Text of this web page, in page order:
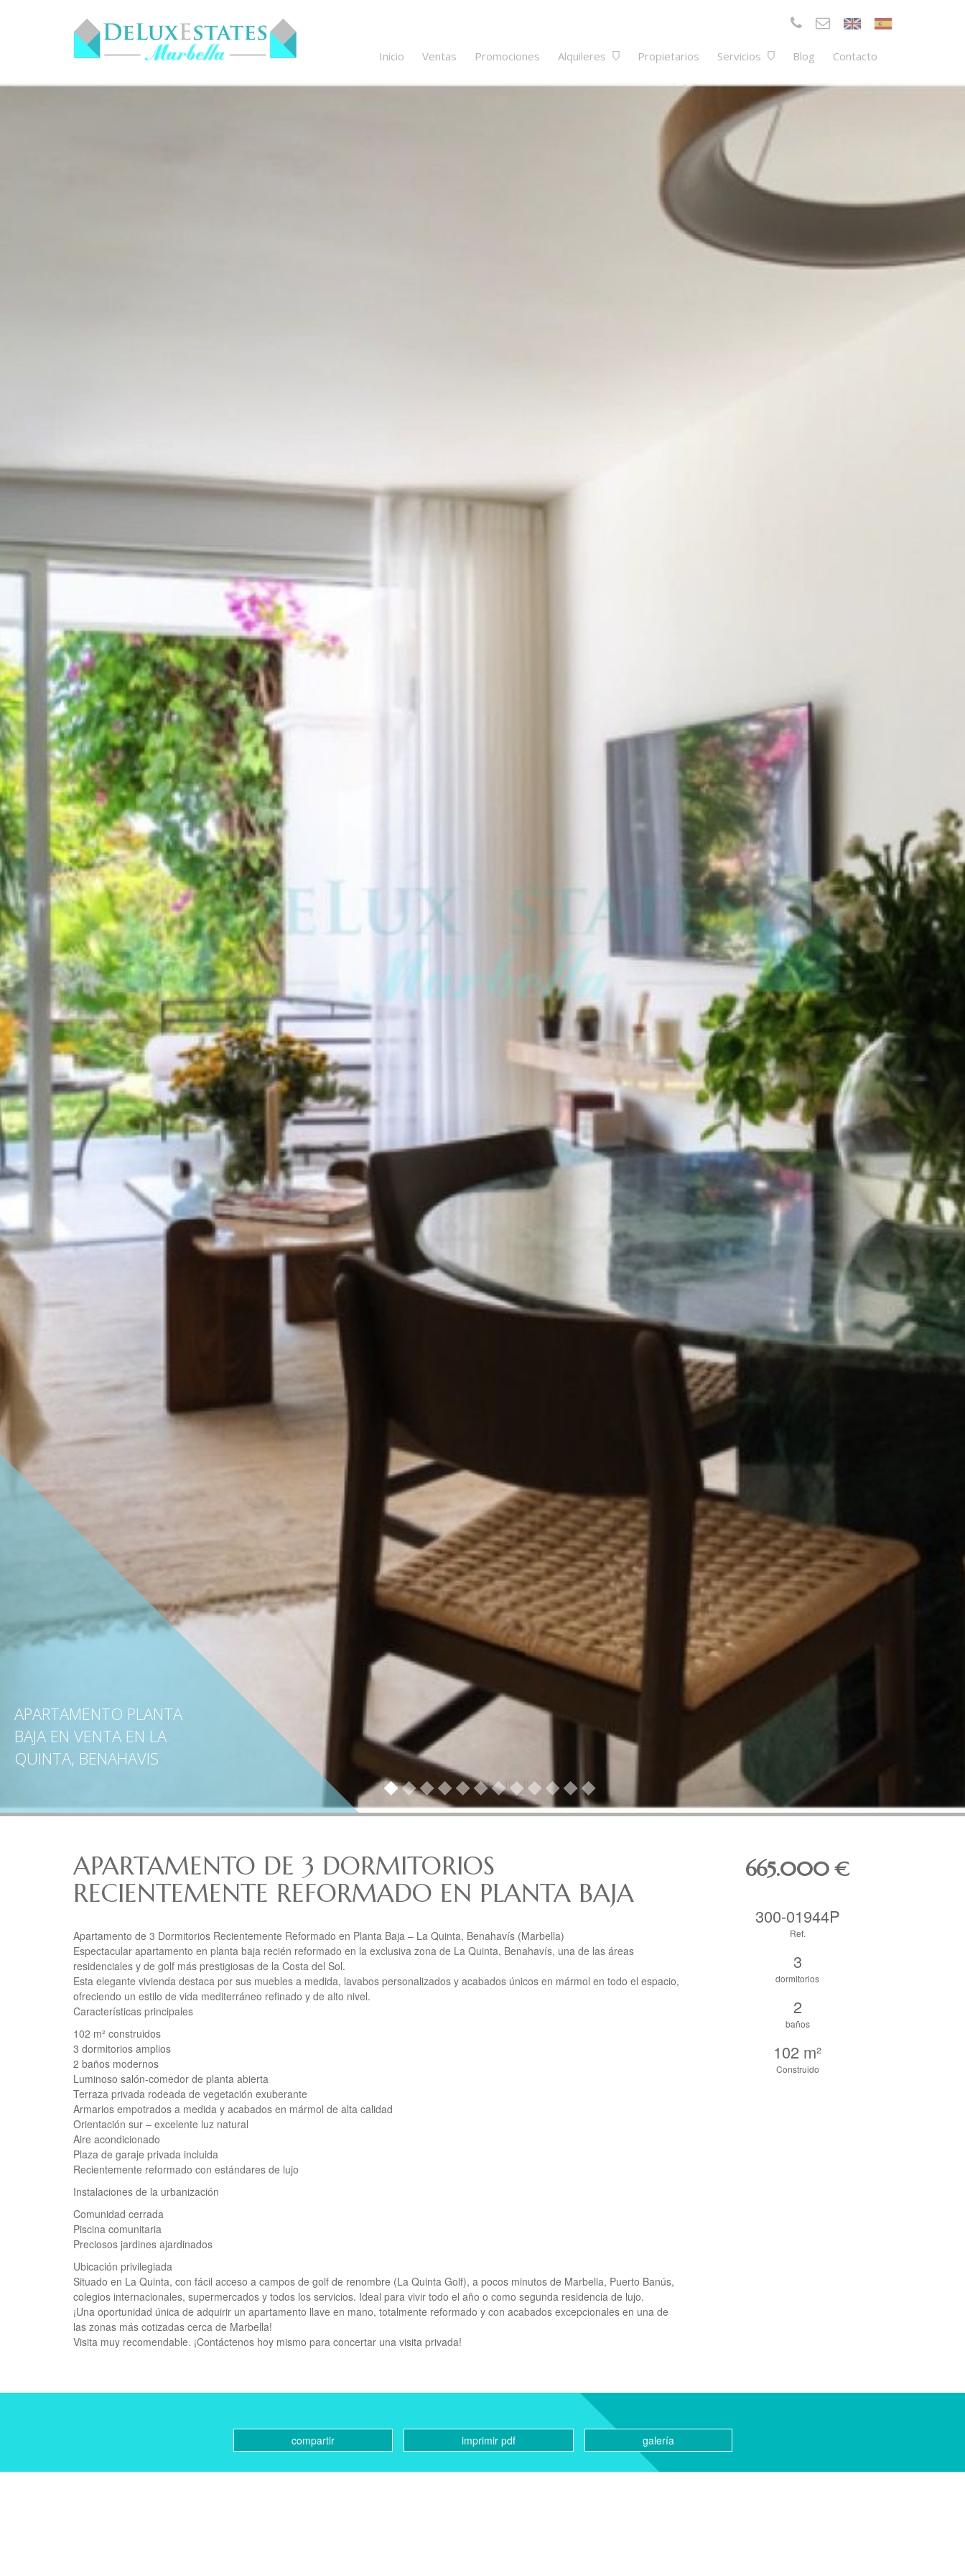
Inicio Ventas Promociones Alquileres Propietarios Servicios Blog Contacto
APARTAMENTO PLANTA
BAJA EN VENTA EN LA
QUINTA, BENAHAVIS
APARTAMENTO DE 3 DORMITORIOS
RECIENTEMENTE REFORMADO EN PLANTA BAJA
Apartamento de 3 Dormitorios Recientemente Reformado en Planta Baja – La Quinta, Benahavís (Marbella)
Espectacular apartamento en planta baja recién reformado en la exclusiva zona de La Quinta, Benahavís, una de las áreas
residenciales y de golf más prestigiosas de la Costa del Sol.
Esta elegante vivienda destaca por sus muebles a medida, lavabos personalizados y acabados únicos en mármol en todo el espacio,
ofreciendo un estilo de vida mediterráneo refinado y de alto nivel.
Características principales
102 m² construidos
3 dormitorios amplios
2 baños modernos
Luminoso salón-comedor de planta abierta
Terraza privada rodeada de vegetación exuberante
Armarios empotrados a medida y acabados en mármol de alta calidad
Orientación sur – excelente luz natural
Aire acondicionado
Plaza de garaje privada incluida
Recientemente reformado con estándares de lujo
Instalaciones de la urbanización
Comunidad cerrada
Piscina comunitaria
Preciosos jardines ajardinados
Ubicación privilegiada
Situado en La Quinta, con fácil acceso a campos de golf de renombre (La Quinta Golf), a pocos minutos de Marbella, Puerto Banús,
colegios internacionales, supermercados y todos los servicios. Ideal para vivir todo el año o como segunda residencia de lujo.
¡Una oportunidad única de adquirir un apartamento llave en mano, totalmente reformado y con acabados excepcionales en una de
las zonas más cotizadas cerca de Marbella!
Visita muy recomendable. ¡Contáctenos hoy mismo para concertar una visita privada!
665.000 €
300-01944P
Ref.
3
dormitorios
2
baños
102 m²
Construido
compartir imprimir pdf galería